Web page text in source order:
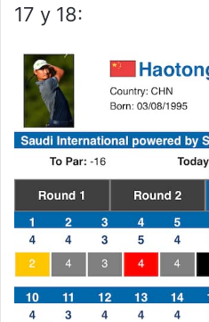
17 y 18: